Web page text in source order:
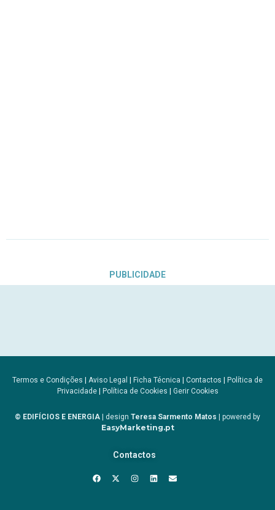
PUBLICIDADE
Termos e Condições | Aviso Legal | Ficha Técnica | Contactos | Política de
Privacidade| Política de Cookies | Gerir Cookies
© EDIFÍCIOS E ENERGIA | design Teresa Sarmento Matos | powered by
EasyMarketing.pt
Contactos